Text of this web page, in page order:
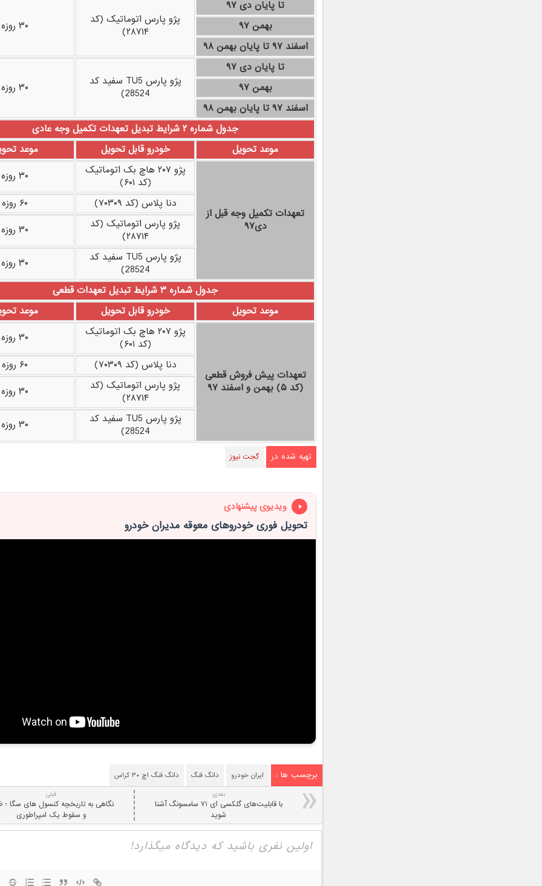
تا پایان دی ۹۷
پژو پارس اتوماتیک (کد
۲۸۷۱۴)
۳۰ روزه
بهمن ۹۷
اسفند ۹۷ تا پایان بهمن ۹۸
تا پایان دی ۹۷
پژو پارس TU5 سفید کد
28524)
۳۰ روزه
بهمن ۹۷
اسفند ۹۷ تا پایان بهمن ۹۸
جدول شماره ۲ شرایط تبدیل تعهدات تکمیل وجه عادی
موعد تحویل
خودرو قابل تحویل موعد
تعهدات تکمیل وجه قبل از
دی۹۷
پژو ۲۰۷ هاچ بک اتوماتیک
(کد ۶۰۱)
۳۰ روزه
دنا پلاس (کد ۷۰۳۰۹)
۶۰ روزه
پژو پارس اتوماتیک (کد
۲۸۷۱۴)
۳۰ روزه
پژو پارس TU5 سفید کد
28524)
۳۰ روزه
جدول شماره ۳ شرایط تبدیل تعهدات قطعی
موعد تحویل
خودرو قابل تحویل موعد
تعهدات پیش فروش قطعی
(کد ۵) بهمن و اسفند ۹۷
پژو ۲۰۷ هاچ بک اتوماتیک
(کد ۶۰۱)
۳۰ روزه
دنا پلاس (کد ۷۰۳۰۹)
۶۰ روزه
پژو پارس اتوماتیک (کد
۲۸۷۱۴)
۳۰ روزه
پژو پارس TU5 سفید کد
28524)
۳۰ روزه
تهیه شده در گجت نیوز
ویدیوی پیشنهادی
تحویل فوری خودروهای معوقه مدیران خودرو
برچسب ها : ایران خودرو دانگ فنگ دانگ فنگ اچ ۳۰ کراس
قبلی
نگاهی به تاریخچه کنسول های سگا ؛
و سقوط یک امپراطوری
بعدی:
با قابلیت‌های گلکسی ای ۷۱ سامسونگ آشنا
شوید